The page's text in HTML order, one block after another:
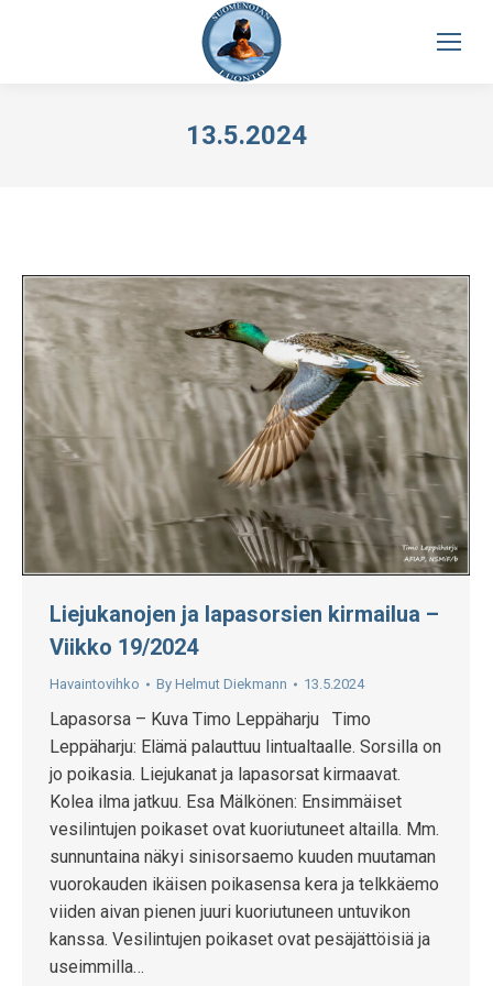
13.5.2024
Liejukanojen ja lapasorsien kirmailua –
Viikko 19/2024
Havaintovihko By Helmut Diekmann 13.5.2024
Lapasorsa – Kuva Timo Leppäharju Timo
Leppäharju: Elämä palauttuu lintualtaalle. Sorsilla on
jo poikasia. Liejukanat ja lapasorsat kirmaavat.
Kolea ilma jatkuu. Esa Mälkönen: Ensimmäiset
vesilintujen poikaset ovat kuoriutuneet altailla. Mm.
sunnuntaina näkyi sinisorsaemo kuuden muutaman
vuorokauden ikäisen poikasensa kera ja telkkäemo
viiden aivan pienen juuri kuoriutuneen untuvikon
kanssa. Vesilintujen poikaset ovat pesäjättöisiä ja
useimmilla…